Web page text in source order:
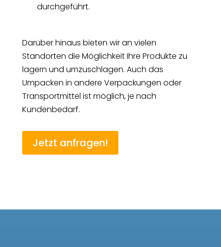
durchgeführt.
Darüber hinaus bieten wir an vielen
Standorten die Möglichkeit Ihre Produkte zu
lagern und umzuschlagen. Auch das
Umpacken in andere Verpackungen oder
Transportmittel ist möglich, je nach
Kundenbedarf.
Jetzt anfragen!